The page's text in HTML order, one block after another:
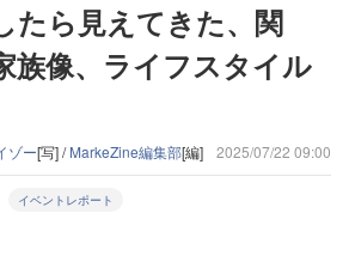
たら見えてきた、関
族像、ライフスタイル
ゾー[写] /MarkeZine編集部[編] 2025/07/22 09:00
イベントレポート